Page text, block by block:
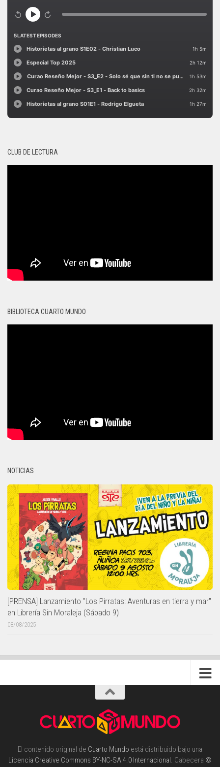
CLUB DE LECTURA
BIBLIOTECA CUARTO MUNDO
NOTICIAS
[PRENSA] Lanzamiento "Los Pirratas: Aventuras en tierra y mar"
en Librería Sin Moraleja (Sábado 9)
08/08/2025
El contenido original de Cuarto Mundo está distribuido bajo una
Licencia Creative Commons BY-NC-SA 4.0 Internacional. Cabecera ©